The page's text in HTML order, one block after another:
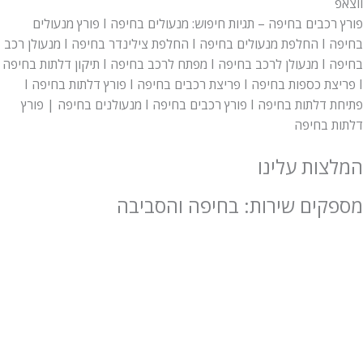
פורץ רכבים בחיפה – תגיות חיפוש: מנעולים בחיפה I פורץ מנעולים
בחיפה I החלפת מנעולים בחיפה I החלפת צילינדר בחיפה I מנעולן רכב
בחיפה I מנעולן לרכב בחיפה I מפתח לרכב בחיפה I תיקון דלתות בחיפה
I פריצת כספות בחיפה I פריצת רכבים בחיפה I פורץ דלתות בחיפה I
פתיחת דלתות בחיפה I פורץ רכבים בחיפה I מנעולנים בחיפה | פורץ
דלתות בחיפה
המלצות עלינו
מספקים שירות: בחיפה והסביבה